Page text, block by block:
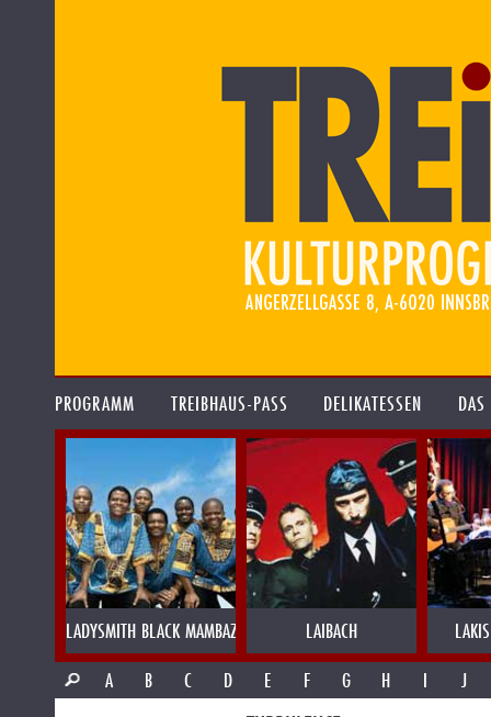
PROGRAMM TREIBHAUS-PASS DELIKATESSEN
LADYSMITH BLACK MAMBAZO LAIBACH
A
B C D E F G H I J